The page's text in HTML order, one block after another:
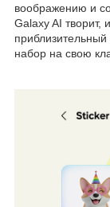
воображению и
Galaxy AI творит,
набор на свою